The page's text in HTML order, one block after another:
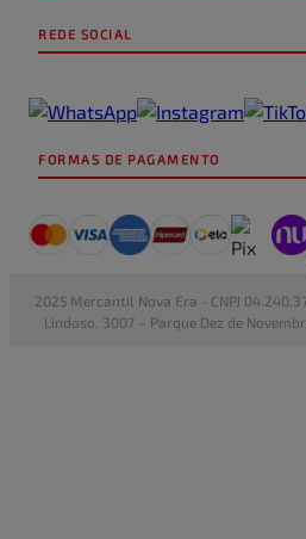
REDE SOCIAL
FORMAS DE PAGAMENTO
2025 Mercantil Nova Era - CNPJ
Lindoso, 3007 – Parque Dez de